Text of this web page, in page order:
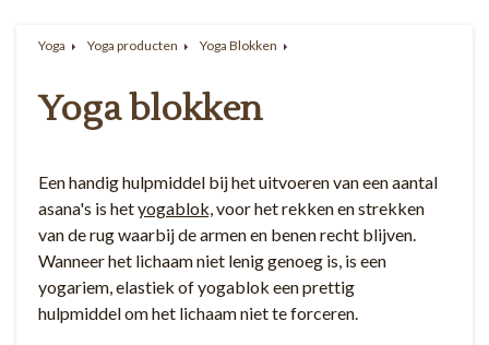
Yoga Yoga producten Yoga Blokken
Yoga blokken
Een handig hulpmiddel bij het uitvoeren van een aantal
asana's is hetyogablok,voor het rekken en strekken
van de rug waarbij de armen en benen recht blijven.
Wanneer het lichaam niet lenig genoeg is, is een
yogariem, elastiek of yogablok een prettig
hulpmiddel om het lichaam niet te forceren.